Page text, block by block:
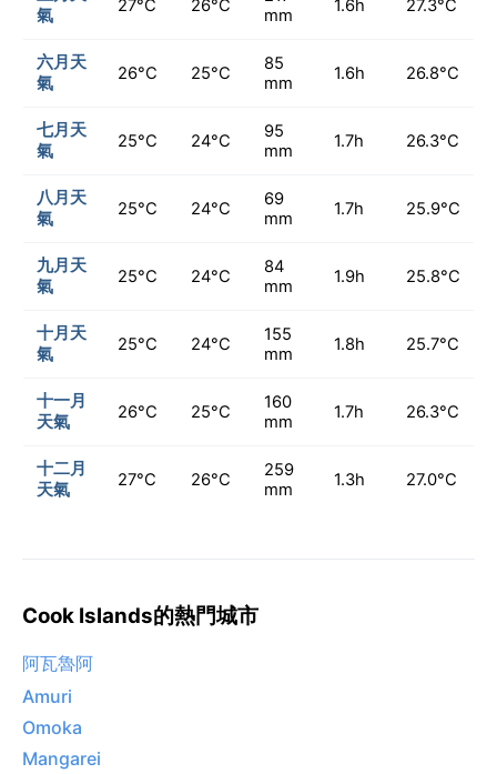
氣
27°C 26°C
mm
1.6h 27.3°C
六月天
氣
26°C 25°C
85
mm
1.6h 26.8°C
七月天
氣
25°C 24°C
95
mm
1.7h 26.3°C
八月天
氣
25°C 24°C
69
mm
1.7h 25.9°C
九月天
氣
25°C 24°C
84
mm
1.9h 25.8°C
十月天
氣
25°C 24°C
155
mm
1.8h 25.7°C
十一月
天氣
26°C 25°C
160
mm
1.7h 26.3°C
十二月
天氣
27°C 26°C
259
mm
1.3h 27.0°C
Cook Islands的熱門城市
阿瓦魯阿
Amuri
Omoka
Mangarei